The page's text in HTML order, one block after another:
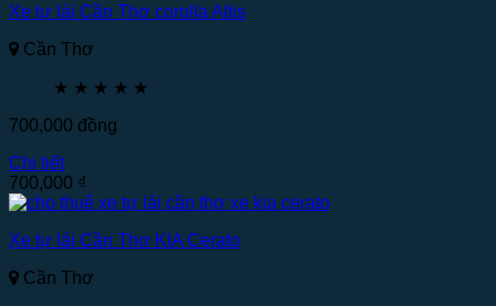
Xe tự lái Cần Thơ corolla Altis
Cần Thơ
★ ★ ★ ★ ★
700,000 đồng
Chi tiết
700,000 ₫
Xe tự lái Cần Thơ KIA Cerato
Cần Thơ